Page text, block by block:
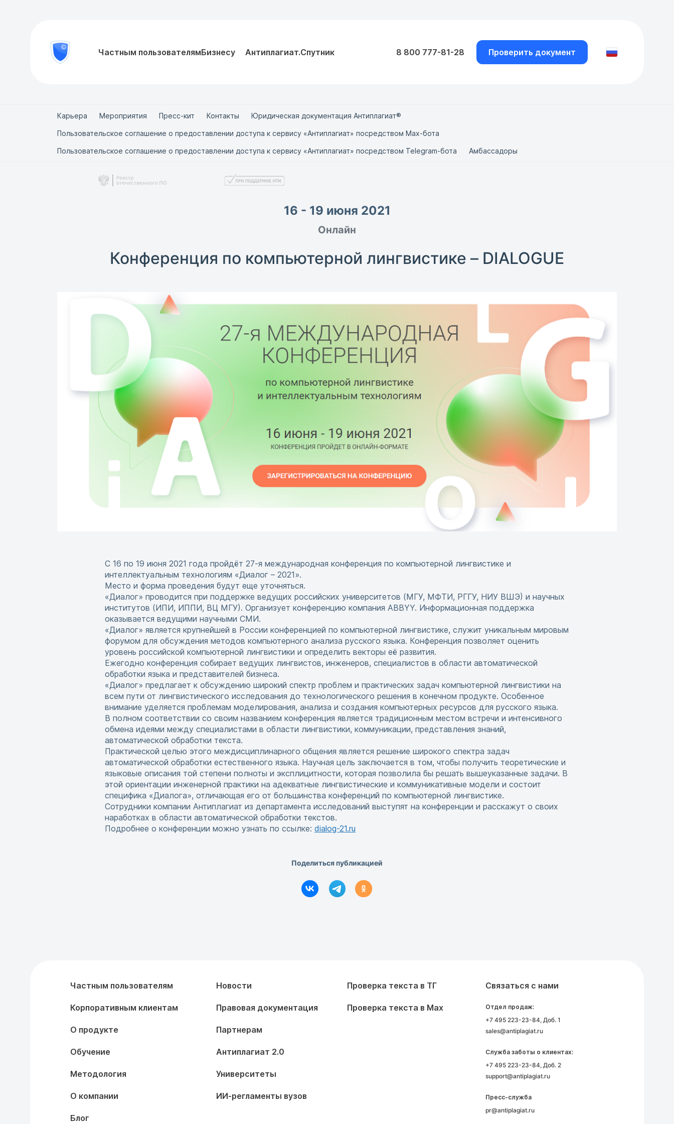
Проверить
Частным пользователямБизнесу Антиплагиат.Спутник
8
8 800 777-81-28 Проверить документ
Карьера Мероприятия Пресс-кит Контакты Юридическая документация Антиплагиат®
Пользовательское соглашение о предоставлении доступа к сервису «Антиплагиат» посредством Max-бота
Пользовательское соглашение о предоставлении доступа к сервису «Антиплагиат» посредством Telegram-бота Амбассадоры
16 - 19 июня 2021
Онлайн
Конференция по компьютерной лингвистике – DIALOGUE
С 16 по 19 июня 2021 года пройдёт 27-я международная конференция по компьютерной лингвистике и
интеллектуальным технологиям «Диалог – 2021».
Место и форма проведения будут еще уточняться.
«Диалог» проводится при поддержке ведущих российских университетов (МГУ, МФТИ, РГГУ, НИУ ВШЭ) и научных
институтов (ИПИ, ИППИ, ВЦ МГУ). Организует конференцию компания ABBYY. Информационная поддержка
оказывается ведущими научными СМИ.
«Диалог» является крупнейшей в России конференцией по компьютерной лингвистике, служит уникальным мировым
форумом для обсуждения методов компьютерного анализа русского языка. Конференция позволяет оценить
уровень российской компьютерной лингвистики и определить векторы её развития.
Ежегодно конференция собирает ведущих лингвистов, инженеров, специалистов в области автоматической
обработки языка и представителей бизнеса.
«Диалог» предлагает к обсуждению широкий спектр проблем и практических задач компьютерной лингвистики на
всем пути от лингвистического исследования до технологического решения в конечном продукте. Особенное
внимание уделяется проблемам моделирования, анализа и создания компьютерных ресурсов для русского языка.
В полном соответствии со своим названием конференция является традиционным местом встречи и интенсивного
обмена идеями между специалистами в области лингвистики, коммуникации, представления знаний,
автоматической обработки текста.
Практической целью этого междисциплинарного общения является решение широкого спектра задач
автоматической обработки естественного языка. Научная цель заключается в том, чтобы получить теоретические и
языковые описания той степени полноты и эксплицитности, которая позволила бы решать вышеуказанные задачи. В
этой ориентации инженерной практики на адекватные лингвистические и коммуникативные модели и состоит
специфика «Диалога», отличающая его от большинства конференций по компьютерной лингвистике.
Сотрудники компании Антиплагиат из департамента исследований выступят на конференции и расскажут о своих
наработках в области автоматической обработки текстов.
Подробнее о конференции можно узнать по ссылке: dialog-21.ru
Поделиться публикацией
Частным пользователям
Корпоративным клиентам
О продукте
Обучение
Методология
О компании
Блог
Новости
Правовая документация
Партнерам
Антиплагиат 2.0
Университеты
ИИ-регламенты вузов
Проверка текста в ТГ
Проверка текста в Max
Связаться с нами
Отдел продаж:
+7 495 223-23-84, Доб. 1
sales@antiplagiat.ru
Служба заботы о клиентах:
+7 495 223-23-84, Доб. 2
support@antiplagiat.ru
Пресс-служба
pr@antiplagiat.ru